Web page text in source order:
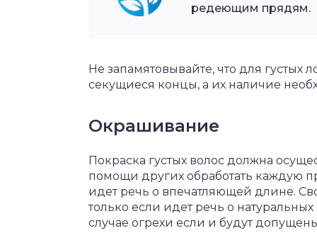
редеющим прядям.
Не запамятовывайте, что для густых
секущиеся концы, а их наличие
Окрашивание
Покраска густых волос должна
помощи других обработать каждую
идет речь о впечатляющей длине.
только если идет речь о
случае огрехи если и будут